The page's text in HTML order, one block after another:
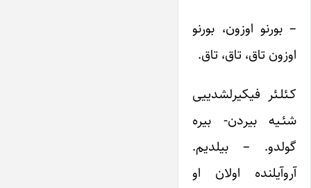
– بورنو اوزون، بورنو
اوزون تاق، تاق، تاق.
کـئلـئر فیکیرلشدییی
شئـیه بیردن- بیره
گولدو. – بیلدیم.
آروآیلنده اولان او